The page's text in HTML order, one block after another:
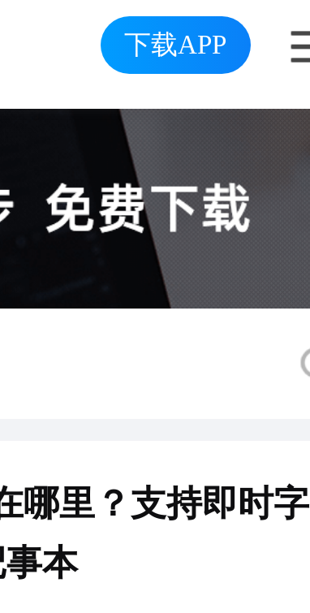
下载APP
哪里？支持即时字
本